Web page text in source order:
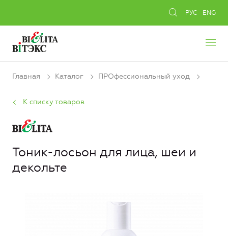
РУС ENG
Главная Каталог ПРОфессиональный уход
К списку товаров
Тоник-лосьон для лица, шеи и
декольте